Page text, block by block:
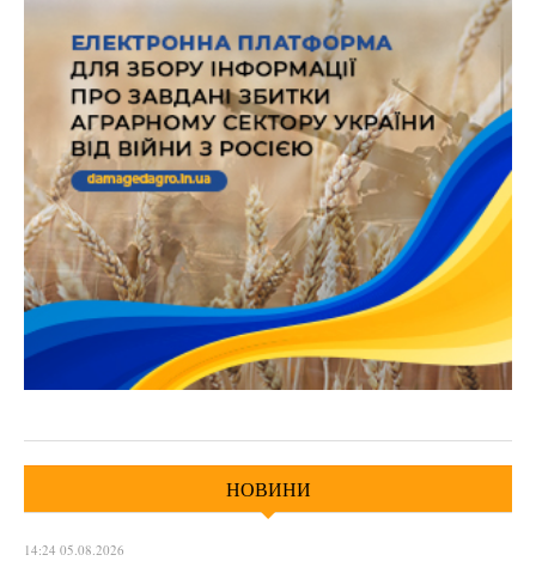
НОВИНИ
14:24 05.08.2026